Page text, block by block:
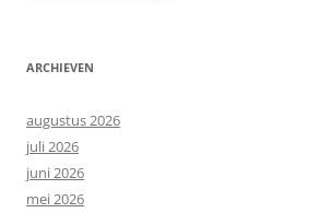
ARCHIEVEN
augustus 2026
juli 2026
juni 2026
mei 2026